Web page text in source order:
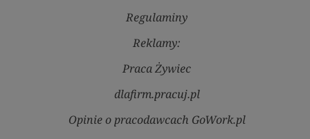
Regulaminy
Reklamy:
Praca Żywiec
dlafirm.pracuj.pl
Opinie o pracodawcach GoWork.pl